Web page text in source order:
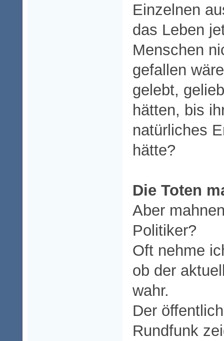
Einzelnen
das Leben
Menschen
gefallen
gelebt,
hätten, bis
natürliches
hätte?
Die Toten
Aber
Politiker?
Oft nehme
ob der
wahr.
Der
Rundfunk